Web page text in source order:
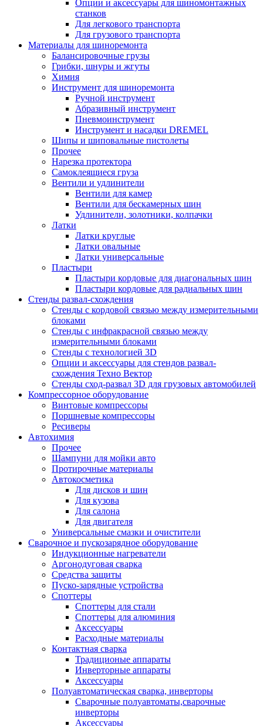
Опции и аксессуары для шиномонтажных
станков
Для легкового транспорта
Для грузового транспорта
Материалы для шиноремонта
Балансировочные грузы
Грибки, шнуры и жгуты
Химия
Инструмент для шиноремонта
Ручной инструмент
Абразивный инструмент
Пневмоинструмент
Инструмент и насадки DREMEL
Шипы и шиповальные пистолеты
Прочее
Нарезка протектора
Самоклеящиеся груза
Вентили и удлинители
Вентили для камер
Вентили для бескамерных шин
Удлинители, золотники, колпачки
Латки
Латки круглые
Латки овальные
Латки универсальные
Пластыри
Пластыри кордовые для диагональных шин
Пластыри кордовые для радиальных шин
Стенды развал-схождения
Стенды с кордовой связью между измерительными
блоками
Стенды с инфракрасной связью между
измерительными блоками
Стенды с технологией 3D
Опции и аксессуары для стендов развал-
схождения Техно Вектор
Стенды сход-развал 3D для грузовых автомобилей
Компрессорное оборудование
Винтовые компрессоры
Поршневые компрессоры
Ресиверы
Автохимия
Прочее
Шампуни для мойки авто
Протирочные материалы
Автокосметика
Для дисков и шин
Для кузова
Для салона
Для двигателя
Универсальные смазки и очистители
Сварочное и пускозарядное оборудование
Индукционные нагреватели
Аргонодуговая сварка
Средства защиты
Пуско-зарядные устройства
Споттеры
Споттеры для стали
Споттеры для алюминия
Аксессуары
Расходные материалы
Контактная сварка
Традиционые аппараты
Инверторные аппараты
Аксессуары
Полуавтоматическая сварка, инверторы
Сварочные полуавтоматы,сварочные
инверторы
Аксессуары